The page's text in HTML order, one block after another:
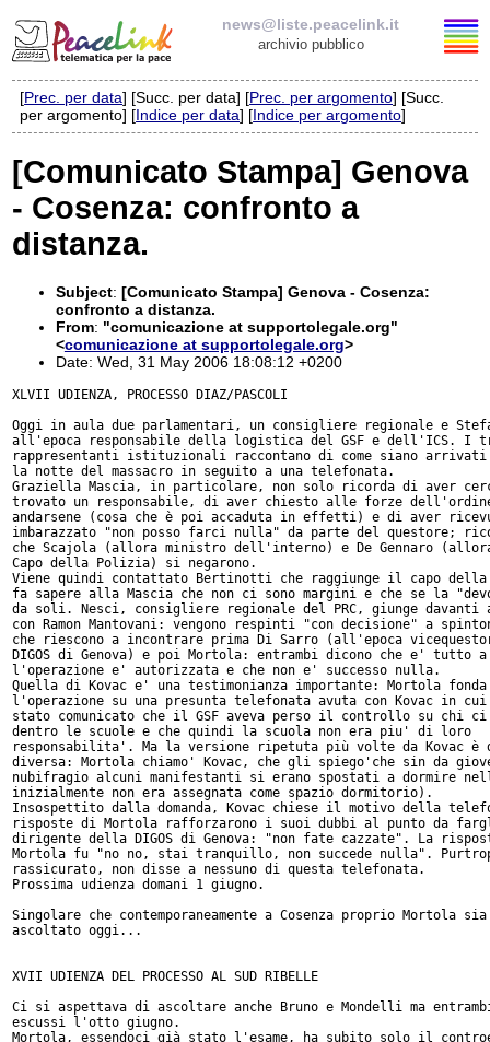
news@liste.peacelink.it
archivio pubblico
Elenco delle liste
Iscrizione / Cancellazione
Policy delle liste di PeaceLink
Informativa sulla privacy
Richieste di rimozione
[Prec. per data] [Succ. per data] [Prec. per argomento] [Succ.
per argomento] [Indice per data] [Indice per argomento]
[Comunicato Stampa] Genova
- Cosenza: confronto a
distanza.
Subject: [Comunicato Stampa] Genova - Cosenza:
confronto a distanza.
From: "comunicazione at supportolegale.org"
<comunicazione at supportolegale.org>
Date: Wed, 31 May 2006 18:08:12 +0200
XLVII UDIENZA, PROCESSO DIAZ/PASCOLI
Oggi in aula due parlamentari, un consigliere regionale e
all'epoca responsabile della logistica del GSF e dell'ICS. I
rappresentanti istituzionali raccontano di come siano
la notte del massacro in seguito a una telefonata.
Graziella Mascia, in particolare, non solo ricorda di aver
trovato un responsabile, di aver chiesto alle forze
andarsene (cosa che è poi accaduta in effetti) e di aver
imbarazzato "non posso farci nulla" da parte del questore;
che Scajola (allora ministro dell'interno) e De Gennaro
Capo della Polizia) si negarono.
Viene quindi contattato Bertinotti che raggiunge il capo
fa sapere alla Mascia che non ci sono margini e che se la
da soli. Nesci, consigliere regionale del PRC, giunge davanti
con Ramon Mantovani: vengono respinti "con decisione" a
che riescono a incontrare prima Di Sarro (all'epoca
DIGOS di Genova) e poi Mortola: entrambi dicono che e' tutto
l'operazione e' autorizzata e che non e' successo nulla.
Quella di Kovac e' una testimonianza importante: Mortola
l'operazione su una presunta telefonata avuta con Kovac in
stato comunicato che il GSF aveva perso il controllo su chi ci
dentro le scuole e che quindi la scuola non era piu' di loro
responsabilita'. Ma la versione ripetuta più volte da Kovac è
diversa: Mortola chiamo' Kovac, che gli spiego'che sin da
nubifragio alcuni manifestanti si erano spostati a dormire
inizialmente non era assegnata come spazio dormitorio).
Insospettito dalla domanda, Kovac chiese il motivo della
risposte di Mortola rafforzarono i suoi dubbi al punto da
dirigente della DIGOS di Genova: "non fate cazzate". La
Mortola fu "no no, stai tranquillo, non succede nulla".
rassicurato, non disse a nessuno di questa telefonata.
Prossima udienza domani 1 giugno.
Singolare che contemporaneamente a Cosenza proprio Mortola
ascoltato oggi...
XVII UDIENZA DEL PROCESSO AL SUD RIBELLE
Ci si aspettava di ascoltare anche Bruno e Mondelli ma
escussi l'otto giugno.
Mortola, essendoci già stato l'esame, ha subito solo il